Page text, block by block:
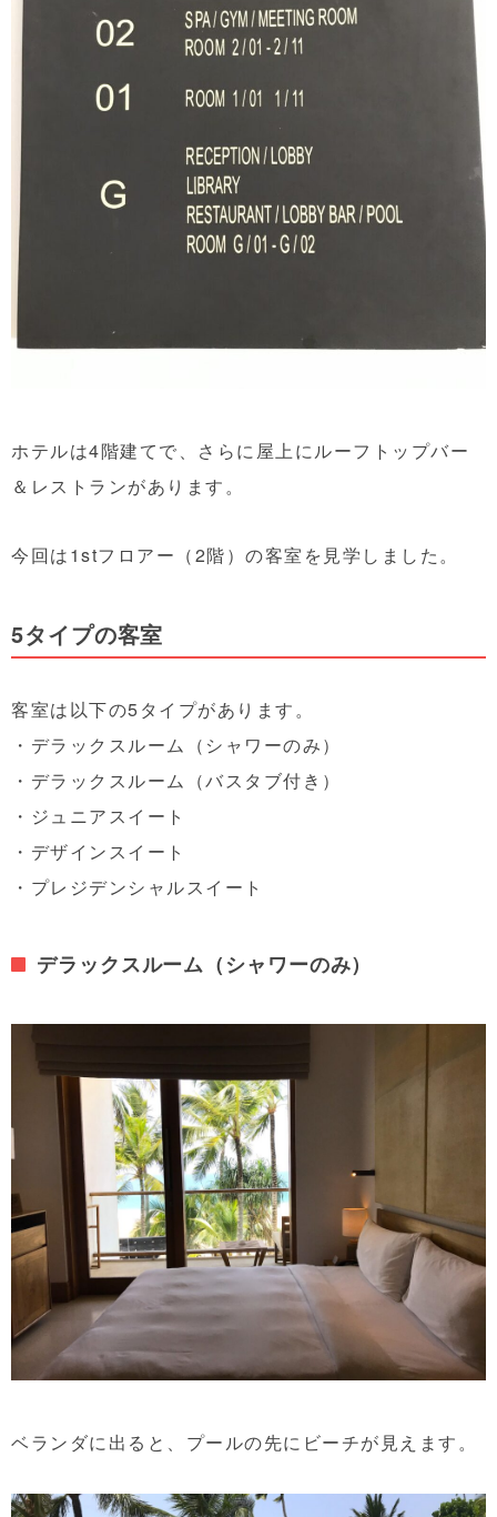
ホテルは4階建てで、さらに屋上にルーフトップバー
＆レストランがあります。
今回は1stフロアー（2階）の客室を見学しました。
5タイプの客室
客室は以下の5タイプがあります。
・デラックスルーム（シャワーのみ）
・デラックスルーム（バスタブ付き）
・ジュニアスイート
・デザインスイート
・プレジデンシャルスイート
デラックスルーム（シャワーのみ）
ベランダに出ると、プールの先にビーチが見えます。